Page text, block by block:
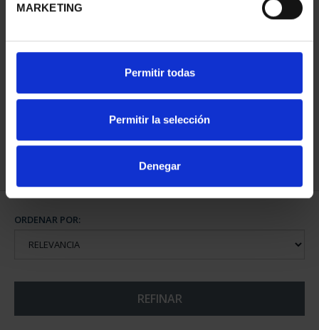
MARKETING
Permitir todas
Permitir la selección
Denegar
CIUDADES PATRIMONIO
73,00 €
CIUDADES PATRIMONIO
73,00 €
ORDENAR POR:
REFINAR